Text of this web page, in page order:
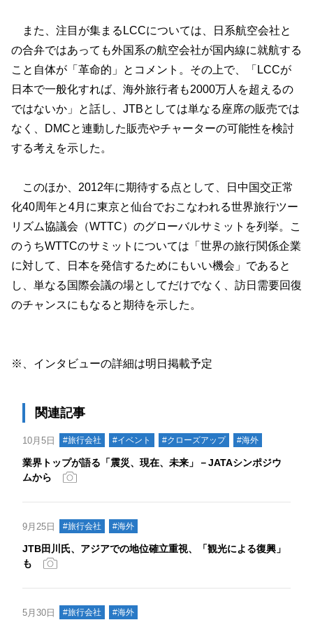
また、注目が集まるLCCについては、日系航空会社と
の合弁ではあっても外国系の航空会社が国内線に就航する
こと自体が「革命的」とコメント。その上で、「LCCが
日本で一般化すれば、海外旅行者も2000万人を超えるの
ではないか」と話し、JTBとしては単なる座席の販売では
なく、DMCと連動した販売やチャーターの可能性を検討
する考えを示した。
このほか、2012年に期待する点として、日中国交正常
化40周年と4月に東京と仙台でおこなわれる世界旅行ツー
リズム協議会（WTTC）のグローバルサミットを列挙。こ
のうちWTTCのサミットについては「世界の旅行関係企業
に対して、日本を発信するためにもいい機会」であると
し、単なる国際会議の場としてだけでなく、訪日需要回復
のチャンスにもなると期待を示した。
※、インタビューの詳細は明日掲載予定
関連記事
10月5日 #旅行会社 #イベント #クローズアップ #海外
業界トップが語る「震災、現在、未来」－JATAシンポジウ
ムから
9月25日 #旅行会社 #海外
JTB田川氏、アジアでの地位確立重視、「観光による復興」
も
5月30日 #旅行会社 #海外